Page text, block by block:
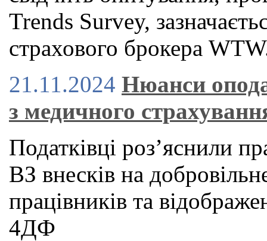
Trends Survey,
страхового брокера
21.11.2024 Нюанси
з медичного
Податківці роз’яснили
ВЗ внесків на
працівників та
4ДФ